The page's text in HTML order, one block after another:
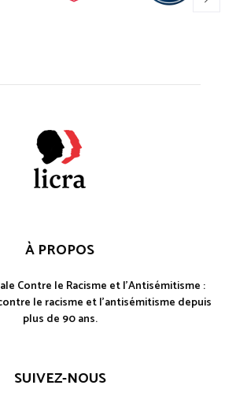
À PROPOS
Contre le Racisme et l'Antisémitisme :
le racisme et l'antisémitisme depuis
plus de 90 ans.
SUIVEZ-NOUS